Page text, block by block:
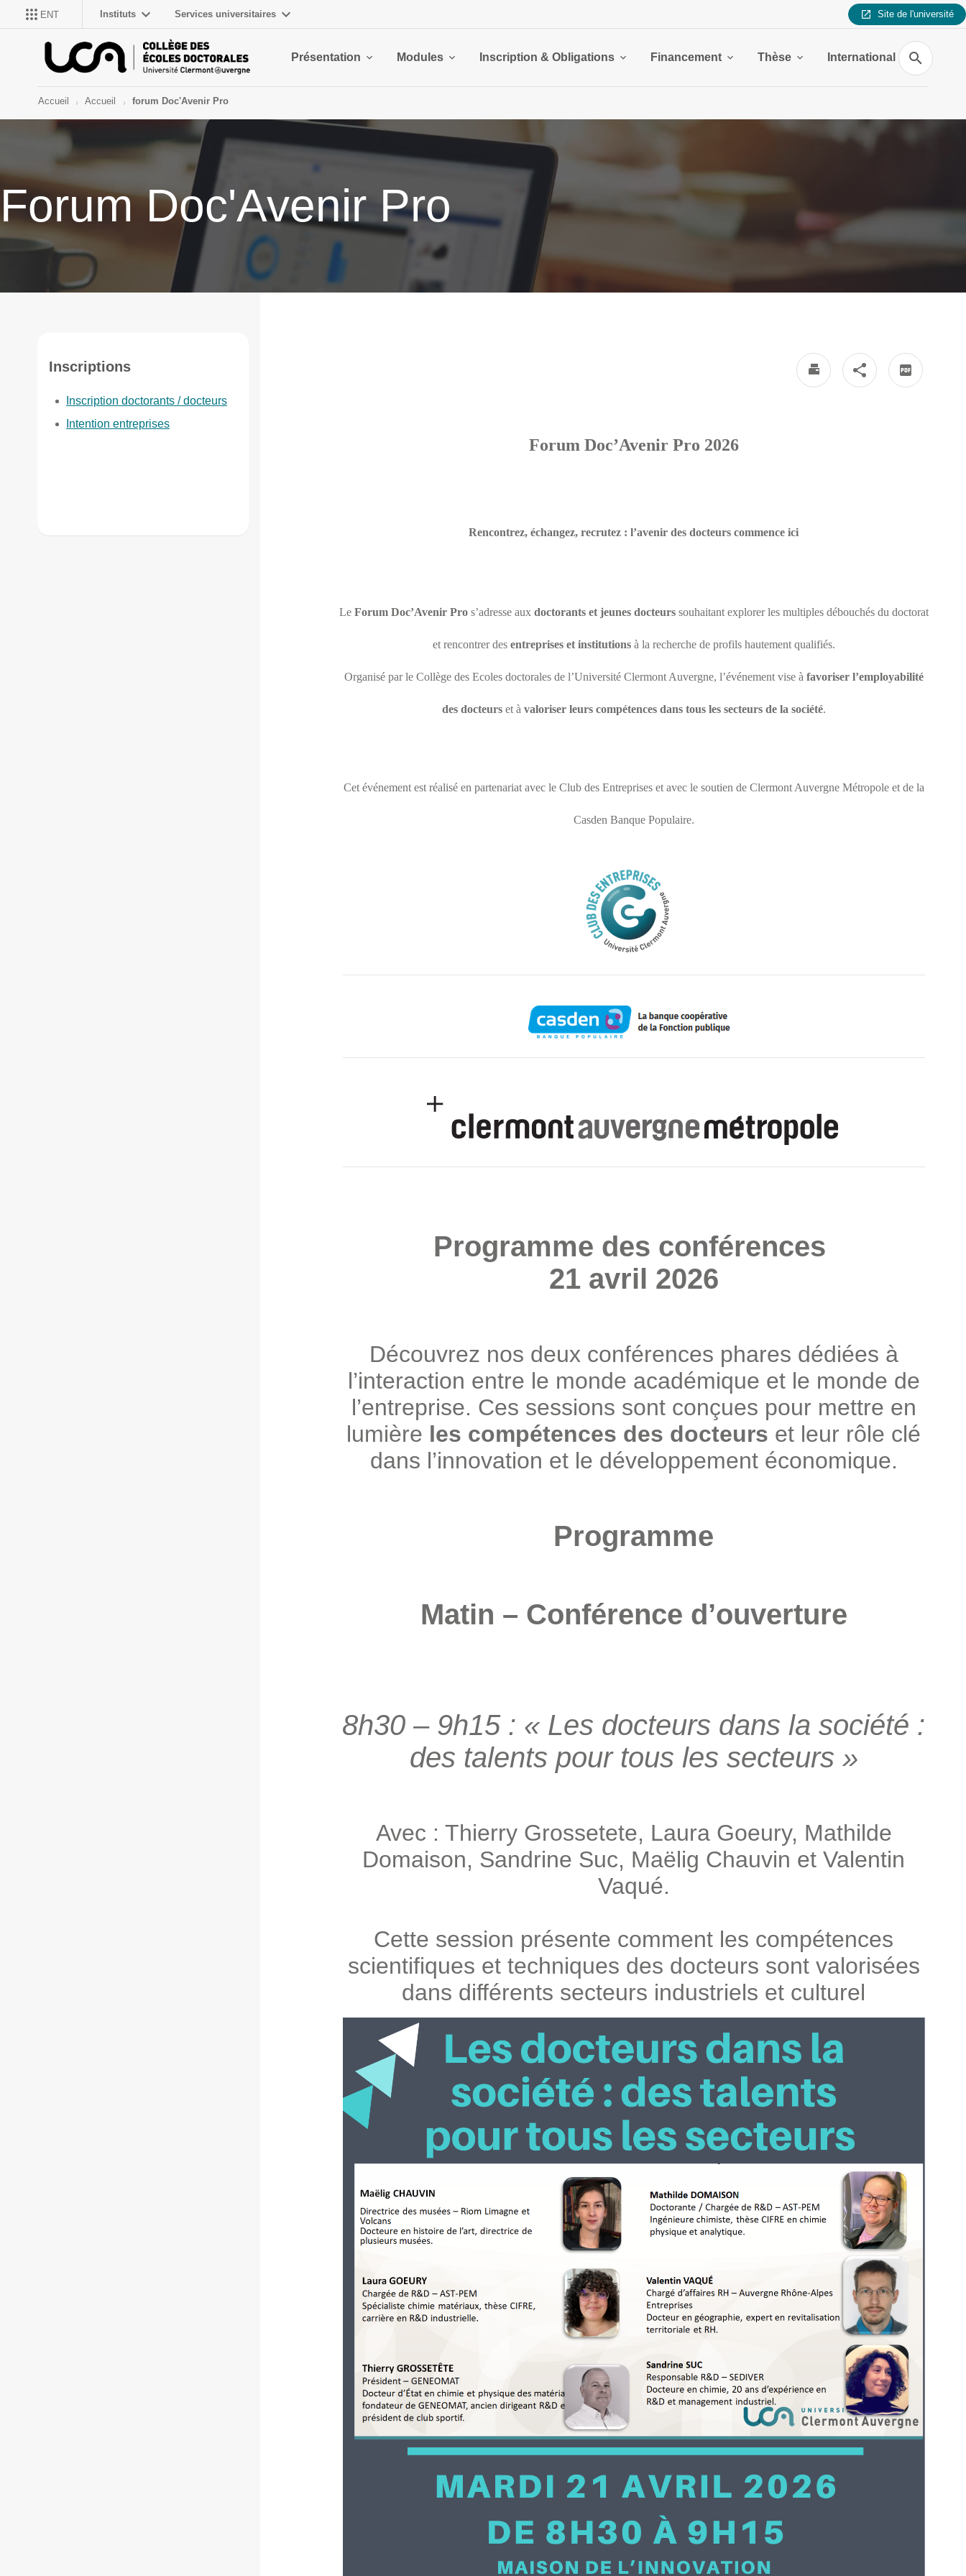
ENT Instituts Services universitaires Site de l'université
Présentation Modules Inscription & Obligations Financement Thèse International
Recherche
Accueil Accueil forum Doc'Avenir Pro
Forum Doc'Avenir Pro
Forum Doc’Avenir Pro 2026
Rencontrez, échangez, recrutez : l’avenir des docteurs commence ici
Le Forum Doc’Avenir Pros’adresse aux doctorants et jeunes docteurssouhaitant explorer les multiples débouchés du doctorat
et rencontrer des entreprises et institutionsà la recherche de profils hautement qualifiés.
Organisé par le Collège des Ecoles doctorales de l’Université Clermont Auvergne, l’événement vise à favoriser l’employabilité
des docteurset à valoriser leurs compétences dans tous les secteurs de la société.
Cet événement est réalisé en partenariat avec le Club des Entreprises et avec le soutien de Clermont Auvergne Métropole et de la
Casden Banque Populaire.
Programme des conférences
21 avril 2026
Découvrez nos deux conférences phares dédiées à
l’interaction entre le monde académique et le monde de
l’entreprise. Ces sessions sont conçues pour mettre en
lumière les compétences des docteurs et leur rôle clé
dans l’innovation et le développement économique.
Programme
Matin – Conférence d’ouverture
8h30 – 9h15 : « Les docteurs dans la société :
des talents pour tous les secteurs »
Avec : Thierry Grossetete, Laura Goeury, Mathilde
Domaison, Sandrine Suc, Maëlig Chauvin et Valentin
Vaqué.
Cette session présente comment les compétences
scientifiques et techniques des docteurs sont valorisées
dans différents secteurs industriels et culturel
Inscriptions
Inscription doctorants / docteurs
Intention entreprises